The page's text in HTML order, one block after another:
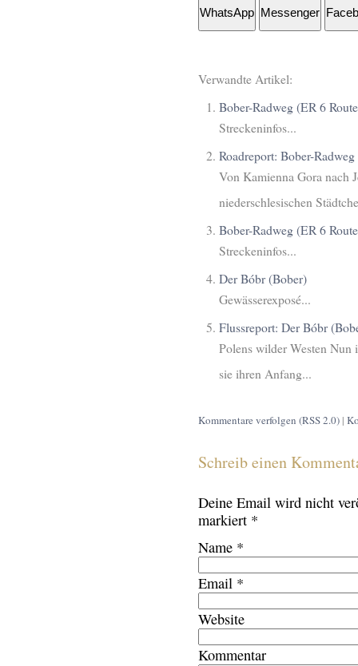
WhatsApp Messenger
Verwandte Artikel:
Bober-Radweg (ER 6
Streckeninfos...
Roadreport: Bober-
Von Kamienna Gora nach
niederschlesischen
Bober-Radweg (ER 6
Streckeninfos...
Der Bóbr (Bober)
Gewässerexposé...
Flussreport: Der Bóbr
Polens wilder Westen Nun
sie ihren Anfang...
Kommentare verfolgen (RSS 2.0)|
Schreib einen
Deine Email wird nicht
markiert *
Name *
Email *
Website
Kommentar